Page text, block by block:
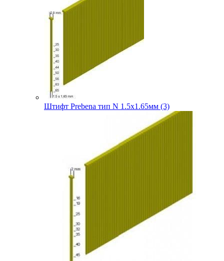
Штифт Prebena тип N 1.5х1.65мм (3)